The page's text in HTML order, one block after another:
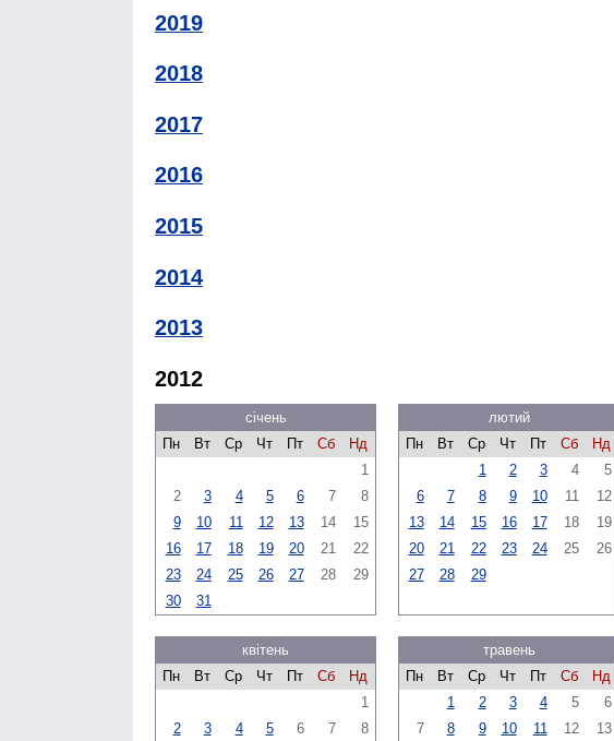
2019
2018
2017
2016
2015
2014
2013
2012
січень
Пн
Вт Ср Чт Пт Сб
Нд
1
2
3 4 5 6 7
8
9
10 11 12 13 14
15
16
17 18 19 20 21
22
23
24 25 26 27 28
29
30
31
лютий
Пн
Вт Ср Чт Пт Сб
Нд
1
2 3 4
5
6
7 8 9 10 11
12
13
14 15 16 17 18
19
20
21 22 23 24 25
26
27
28 29
квітень
Пн
Вт Ср Чт Пт Сб
Нд
1
2
3 4 5 6 7
8
травень
Пн
Вт Ср Чт Пт Сб
Нд
1
2 3 4 5
6
7
8 9 10 11 12
13